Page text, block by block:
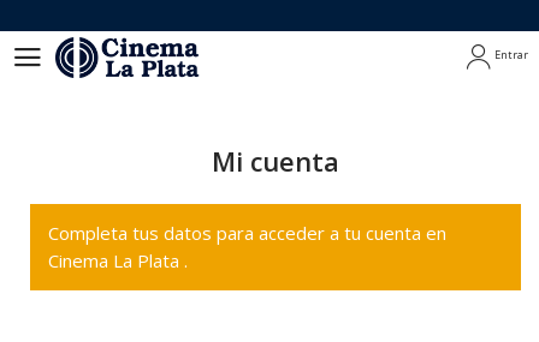
Entrar
Mi cuenta
Completa tus datos para acceder a tu cuenta en
Cinema La Plata .